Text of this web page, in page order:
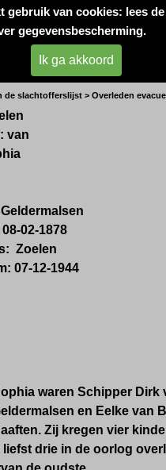
gebruik van cookies: lees
gegevensbescherming.
Ik ga akkoord
West- Betuwe
de slachtofferslijst > Overleden
van
02-1878
Zoelen
07-12-1944
waren Schipper Dirk
en Eelke van
Zij kregen vier
liefst drie in de oorlog